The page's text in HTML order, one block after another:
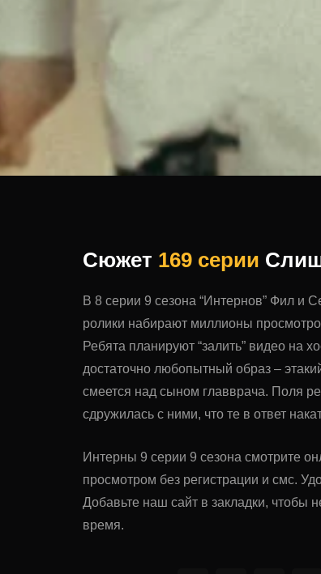
Сюжет 169 серии
В 8 серии 9 сезона “Интернов” Фил и
ролики набирают миллионы
Ребята планируют “залить” видео на
достаточно любопытный образ –
смеется над сыном главврача. Поля
сдружилась с ними, что те в ответ
Интерны 9 серии 9 сезона смотрите
просмотром без регистрации и смс.
Добавьте наш сайт в закладки, чтобы
время.